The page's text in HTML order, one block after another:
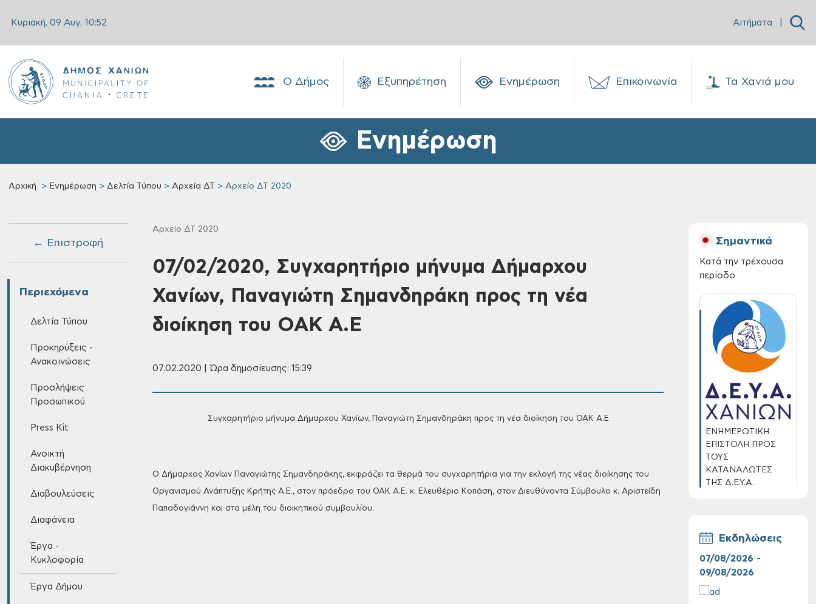
Κυριακή, 09 Αυγ, 10:52 Αιτήματα
Ο Δήμος Εξυπηρέτηση Ενημέρωση Επικοινωνία Τα Χανιά μου
Ενημέρωση
Αρχική Ενημέρωση Δελτία Τύπου Αρχεία ΔΤ Αρχείο ΔΤ 2020
← Επιστροφή
Περιεχόμενα
Δελτία Τύπου
Προκηρύξεις -
Ανακοινώσεις
Προσλήψεις
Προσωπικού
Press Kit
Ανοικτή
Διακυβέρνηση
Διαβουλεύσεις
Διαφάνεια
Έργα -
Κυκλοφορία
Έργα Δήμου
Αρχείο ΔΤ 2020
07/02/2020, Συγχαρητήριο μήνυμα Δήμαρχου
Χανίων, Παναγιώτη Σημανδηράκη προς τη νέα
διοίκηση του ΟΑΚ Α.Ε
07.02.2020 | Ώρα δημοσίευσης: 15:39
Συγχαρητήριο μήνυμα Δήμαρχου Χανίων, Παναγιώτη Σημανδηράκη προς τη νέα διοίκηση του ΟΑΚ Α.Ε
Ο Δήμαρχος Χανίων Παναγιώτης Σημανδηράκης, εκφράζει τα θερμά του συγχαρητήρια για την εκλογή της νέας διοίκησης του
Οργανισμού Ανάπτυξης Κρήτης Α.Ε., στον πρόεδρο του ΟΑΚ Α.Ε. κ. Ελευθέριο Κοπάση, στον Διευθύνοντα Σύμβουλο κ. Αριστείδη
Παπαδογιάννη και στα μέλη του διοικητικού συμβουλίου.
Σημαντικά
Κατά την τρέχουσα
περίοδο
ΕΝΗΜΕΡΩΤΙΚΗ
ΕΠΙΣΤΟΛΗ ΠΡΟΣ
ΤΟΥΣ
ΚΑΤΑΝΑΛΩΤΕΣ
ΤΗΣ Δ.Ε.Υ.Α.
Εκδηλώσεις
07/08/2026 -
09/08/2026